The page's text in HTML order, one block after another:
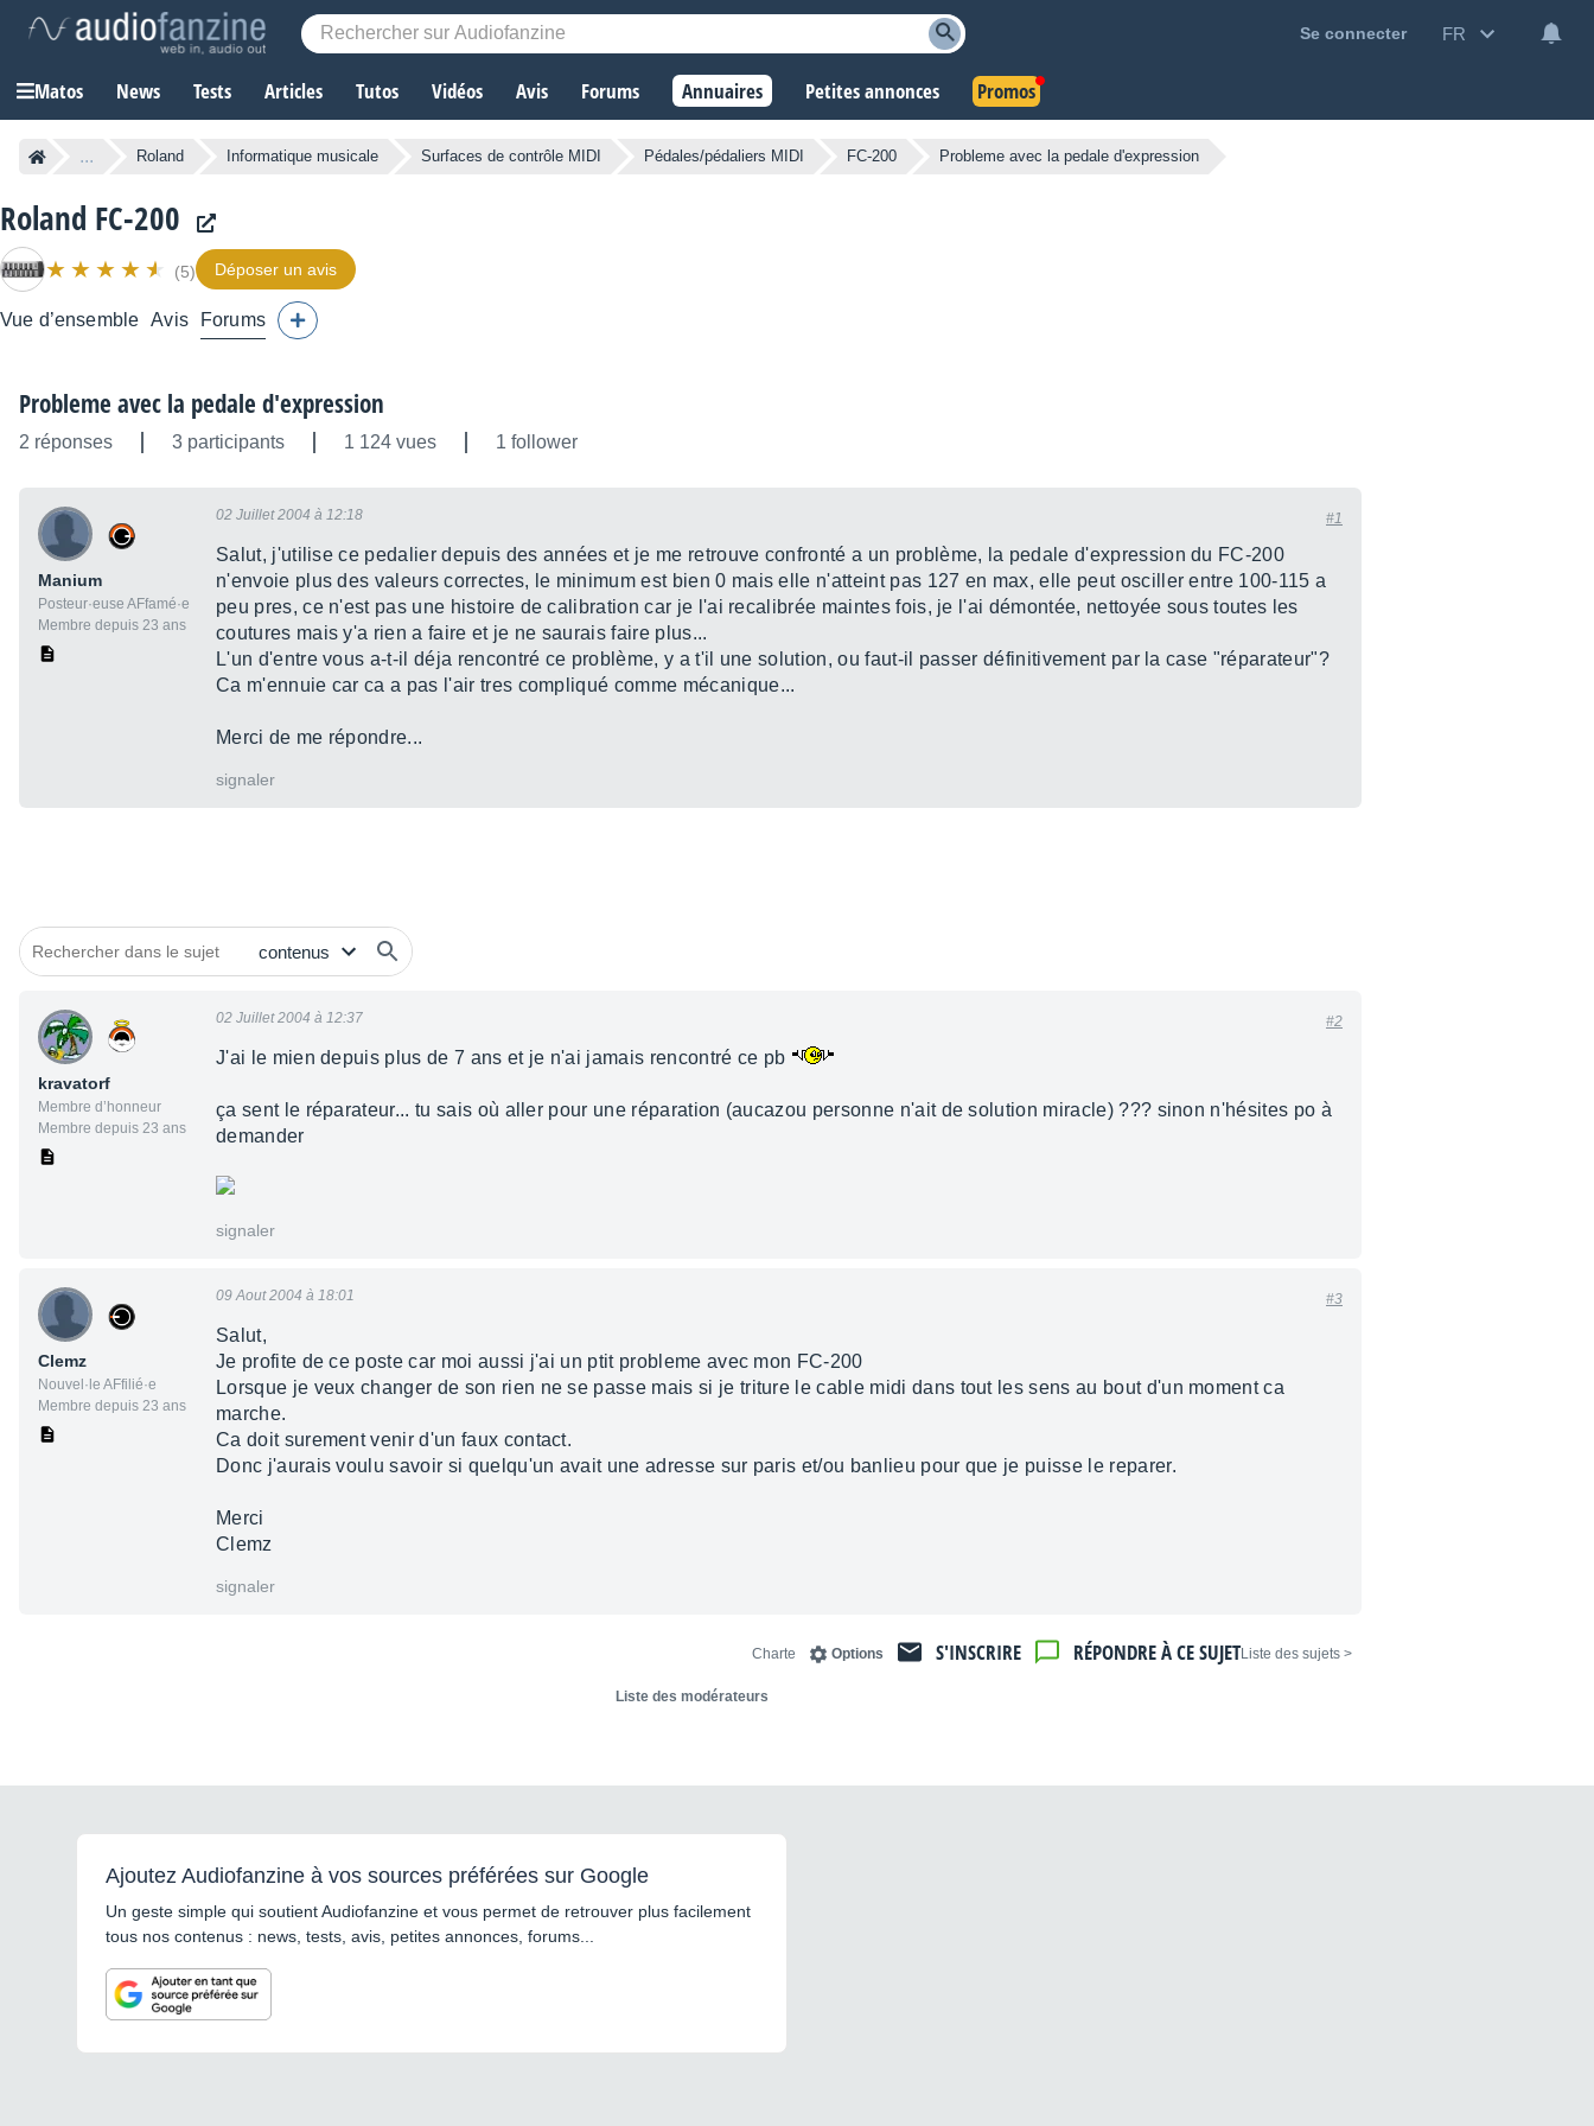
Se connecter FR
Matos News Tests Articles Tutos Vidéos Avis Forums Annuaires Petites annonces Promos
... Roland Informatique musicale Surfaces de contrôle MIDI Pédales/pédaliers MIDI FC-200 Probleme avec la pedale d'expression
Roland FC-200
(5) Déposer un avis
Vue d’ensemble Avis Forums
Probleme avec la pedale d'expression
2 réponses 3 participants 1 124 vues 1 follower
Manium
Posteur·euse AFfamé·e
Membre depuis 23 ans
02 Juillet 2004 à 12:18 #1
Salut, j'utilise ce pedalier depuis des années et je me retrouve confronté a un problème, la pedale d'expression du FC-200
n'envoie plus des valeurs correctes, le minimum est bien 0 mais elle n'atteint pas 127 en max, elle peut osciller entre 100-115 a
peu pres, ce n'est pas une histoire de calibration car je l'ai recalibrée maintes fois, je l'ai démontée, nettoyée sous toutes les
coutures mais y'a rien a faire et je ne saurais faire plus...
L'un d'entre vous a-t-il déja rencontré ce problème, y a t'il une solution, ou faut-il passer définitivement par la case "réparateur"?
Ca m'ennuie car ca a pas l'air tres compliqué comme mécanique...
Merci de me répondre...
signaler
kravatorf
Membre d’honneur
Membre depuis 23 ans
02 Juillet 2004 à 12:37 #2
J'ai le mien depuis plus de 7 ans et je n'ai jamais rencontré ce pb
ça sent le réparateur... tu sais où aller pour une réparation (aucazou personne n'ait de solution miracle) ??? sinon n'hésites po à
demander
signaler
Clemz
Nouvel·le AFfilié·e
Membre depuis 23 ans
09 Aout 2004 à 18:01 #3
Salut,
Je profite de ce poste car moi aussi j'ai un ptit probleme avec mon FC-200
Lorsque je veux changer de son rien ne se passe mais si je triture le cable midi dans tout les sens au bout d'un moment ca
marche.
Ca doit surement venir d'un faux contact.
Donc j'aurais voulu savoir si quelqu'un avait une adresse sur paris et/ou banlieu pour que je puisse le reparer.
Merci
Clemz
signaler
< Liste des sujets
RÉPONDRE À CE SUJET
S'INSCRIRE
Options
Charte
Liste des modérateurs
Ajoutez Audiofanzine à vos sources préférées sur Google
Un geste simple qui soutient Audiofanzine et vous permet de retrouver plus facilement
tous nos contenus : news, tests, avis, petites annonces, forums...